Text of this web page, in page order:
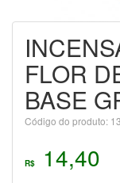
FLOR
BASE
Código do produto:
R$ 14,40